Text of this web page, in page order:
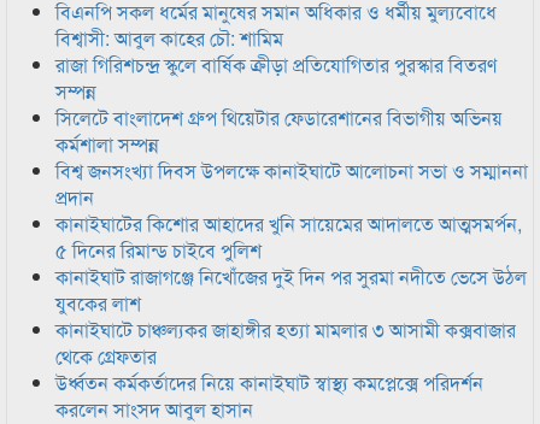
বিএনপি সকল ধর্মের মানুষের সমান অধিকার ও ধর্মীয় মুল্যবোধে
বিশ্বাসী: আবুল কাহের চৌ: শামিম
রাজা গিরিশচন্দ্র স্কুলে বার্ষিক ক্রীড়া প্রতিযোগিতার পুরস্কার বিতরণ
সম্পন্ন
সিলেটে বাংলাদেশ গ্রুপ থিয়েটার ফেডারেশানের বিভাগীয় অভিনয়
কর্মশালা সম্পন্ন
বিশ্ব জনসংখ্যা দিবস উপলক্ষে কানাইঘাটে আলোচনা সভা ও সম্মাননা
প্রদান
কানাইঘাটের কিশোর আহাদের খুনি সায়েমের আদালতে আত্মসমর্পন,
৫ দিনের রিমান্ড চাইবে পুলিশ
কানাইঘাট রাজাগঞ্জে নিখোঁজের দুই দিন পর সুরমা নদীতে ভেসে উঠল
যুবকের লাশ
কানাইঘাটে চাঞ্চল্যকর জাহাঙ্গীর হত্যা মামলার ৩ আসামী কক্সবাজার
থেকে গ্রেফতার
উর্ধ্বতন কর্মকর্তাদের নিয়ে কানাইঘাট স্বাস্থ্য কমপ্লেক্সে পরিদর্শন
করলেন সাংসদ আবুল হাসান